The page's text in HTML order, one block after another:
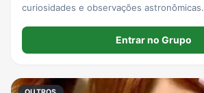
curiosidades e observações astronômicas.
Entrar no Grupo